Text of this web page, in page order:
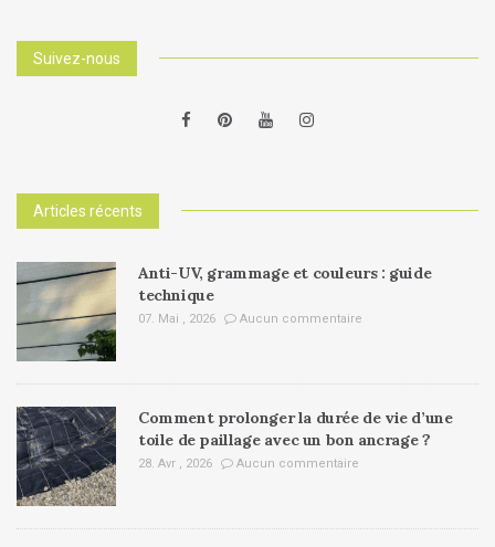
Suivez-nous
Articles récents
Anti-UV, grammage et couleurs : guide
technique
07. Mai , 2026 Aucun commentaire
Comment prolonger la durée de vie d’une
toile de paillage avec un bon ancrage ?
28. Avr , 2026 Aucun commentaire